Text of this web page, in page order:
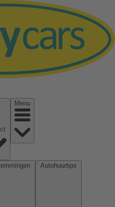
Menu